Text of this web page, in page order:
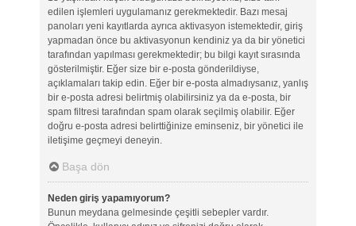
edilen işlemleri uygulamanız gerekmektedir. Bazı mesaj
panoları yeni kayıtlarda ayrıca aktivasyon istemektedir, giriş
yapmadan önce bu aktivasyonun kendiniz ya da bir yönetici
tarafından yapılması gerekmektedir; bu bilgi kayıt sırasında
gösterilmiştir. Eğer size bir e-posta gönderildiyse,
açıklamaları takip edin. Eğer bir e-posta almadıysanız, yanlış
bir e-posta adresi belirtmiş olabilirsiniz ya da e-posta, bir
spam filtresi tarafından spam olarak seçilmiş olabilir. Eğer
doğru e-posta adresi belirttiğinize eminseniz, bir yönetici ile
iletişime geçmeyi deneyin.
Başa dön
Neden giriş yapamıyorum?
Bunun meydana gelmesinde çeşitli sebepler vardır.